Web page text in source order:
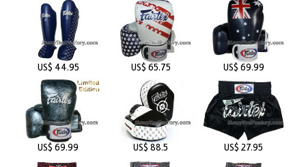
US$ 44.95 US$ 65.75 US$ 69.99
US$ 69.99 US$ 88.5 US$ 27.95